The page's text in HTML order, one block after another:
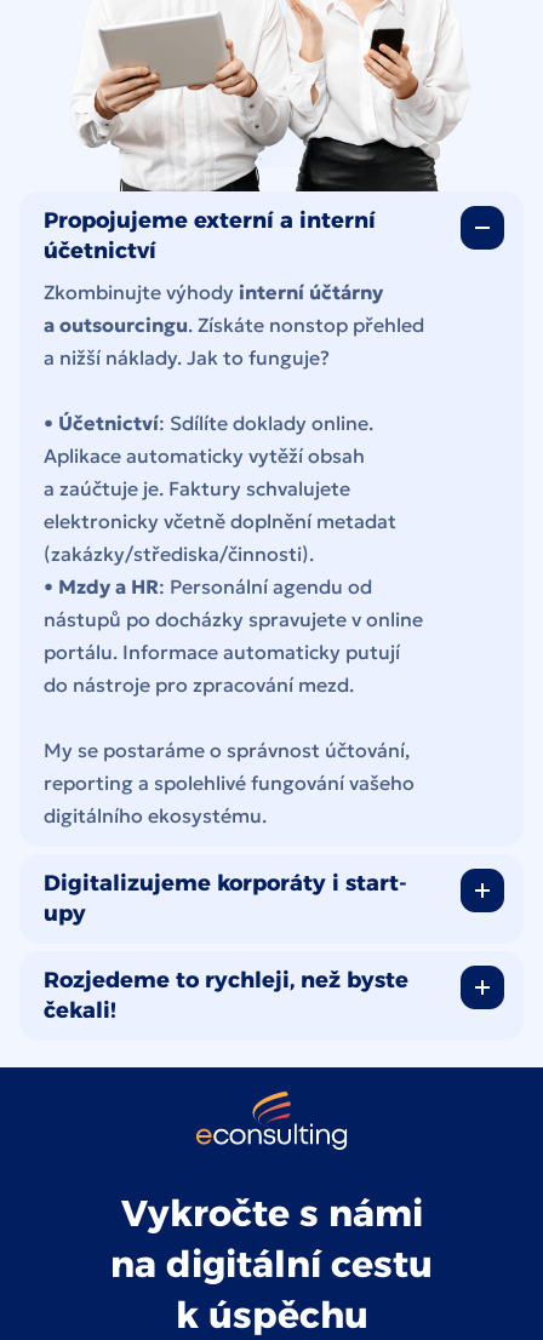
Propojujeme externí a interní
účetnictví
Zkombinujte výhody interní účtárny
a outsourcingu. Získáte nonstop přehled
a nižší náklady. Jak to funguje?
• Účetnictví: Sdílíte doklady online.
Aplikace automaticky vytěží obsah
a zaúčtuje je. Faktury schvalujete
elektronicky včetně doplnění metadat
(zakázky/střediska/činnosti).
• Mzdy a HR: Personální agendu od
nástupů po docházky spravujete v online
portálu. Informace automaticky putují
do nástroje pro zpracování mezd.
My se postaráme o správnost účtování,
reporting a spolehlivé fungování vašeho
digitálního ekosystému.
Digitalizujeme korporáty i start-
upy
Rozjedeme to rychleji, než byste
čekali!
Vykročte s námi
na digitální cestu
k úspěchu